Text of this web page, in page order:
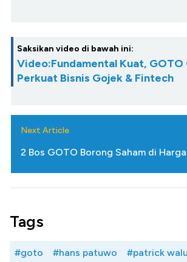
Saksikan video di bawah ini:
Video:Fundamental Kuat,
Perkuat Bisnis Gojek & Fintech
Next Article
2 Bos GOTO Borong Saham di Harga
Tags
#goto #hans patuwo #patrick